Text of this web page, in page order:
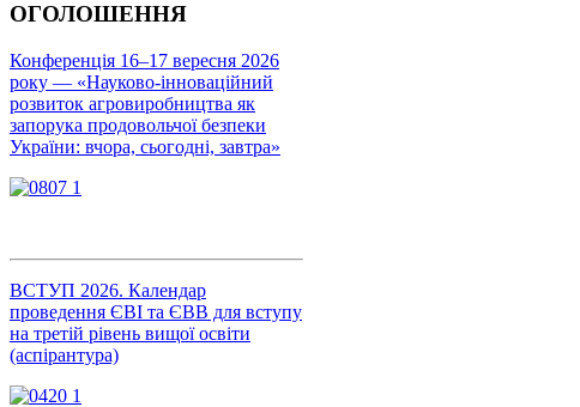
ОГОЛОШЕННЯ
Конференція 16–17 вересня 2026
року — «Науково-інноваційний
розвиток агровиробництва як
запорука продовольчої безпеки
України: вчора, сьогодні, завтра»
ВСТУП 2026. Календар
проведення ЄВІ та ЄВВ для вступу
на третій рівень вищої освіти
(аспірантура)